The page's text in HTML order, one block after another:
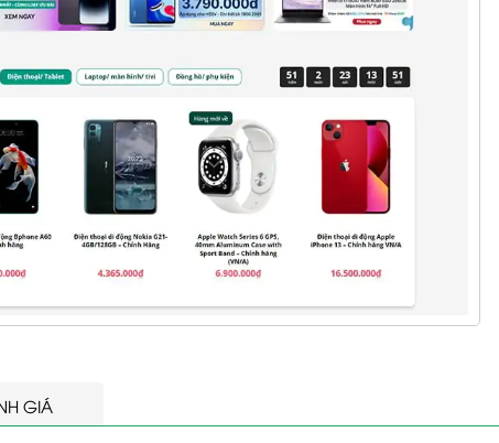
GIÁ